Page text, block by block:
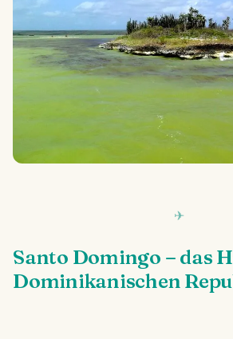
Santo Domingo – das
Dominikanischen